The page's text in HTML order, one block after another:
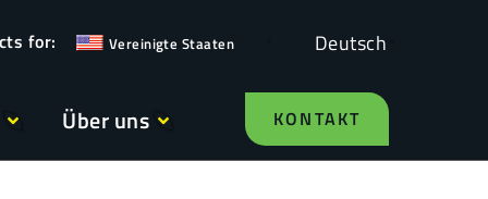
Vereinigte Staaten Deutsch
Über uns KONTAKT